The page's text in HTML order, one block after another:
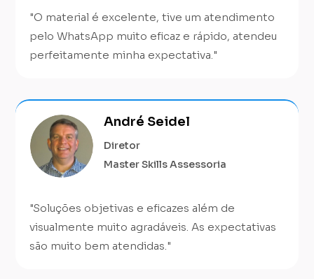
"O material é excelente, tive um atendimento
pelo WhatsApp muito eficaz e rápido, atendeu
perfeitamente minha expectativa."
André Seidel
Diretor
Master Skills Assessoria
"Soluções objetivas e eficazes além de
visualmente muito agradáveis. As expectativas
são muito bem atendidas."